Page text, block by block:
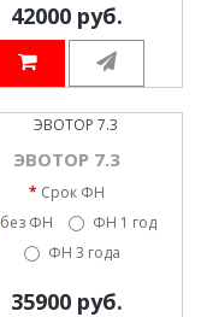
42000 руб.
ЭВОТОР 7.3
Срок ФН
без ФН
ФН 1 год
ФН 3 года
35900 руб.